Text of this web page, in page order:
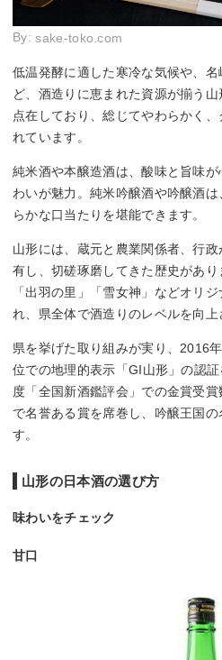
By: sake-toko.com
低温発酵に適した寒冷な気候や、
ど、酒造りに恵まれた資源が揃う
点在しており、総じてやわらかく
れています。
純米酒や本醸造酒は、酸味と旨味
わいが魅力。純米吟醸酒や吟醸酒
らかな口当たりを堪能できます。
山形には、蔵元と農業関係者、行
有し、切磋琢磨してきた歴史があり
「出羽の里」「雪女神」などオリ
れ、県全体で酒造りのレベルを向上
県を挙げた取り組みが実り、2016
位での地理的表示「GI山形」の認
度「全国新酒鑑評会」での金賞受
で名誉ある賞を席巻し、吟醸王国
す。
山形の日本酒の選び方
味わいをチェック
甘口